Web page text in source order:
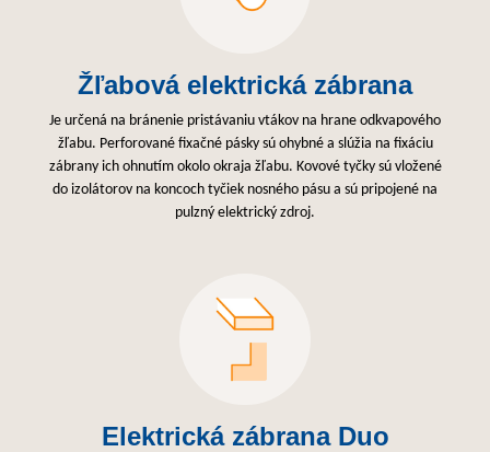
Žľabová elektrická zábrana
Je určená na bránenie pristávaniu vtákov na hrane odkvapového
žľabu. Perforované fixačné pásky sú ohybné a slúžia na fixáciu
zábrany ich ohnutím okolo okraja žľabu. Kovové tyčky sú vložené
do izolátorov na koncoch tyčiek nosného pásu a sú pripojené na
pulzný elektrický zdroj.
Elektrická zábrana Duo